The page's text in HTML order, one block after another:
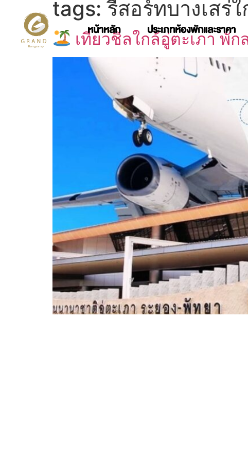
หน้าหลัก ประเภทห้องพักและราคา
tags:รีสอร์ทบางเสร่
เที่ยวชิลใกล้อู่ตะเภา พั